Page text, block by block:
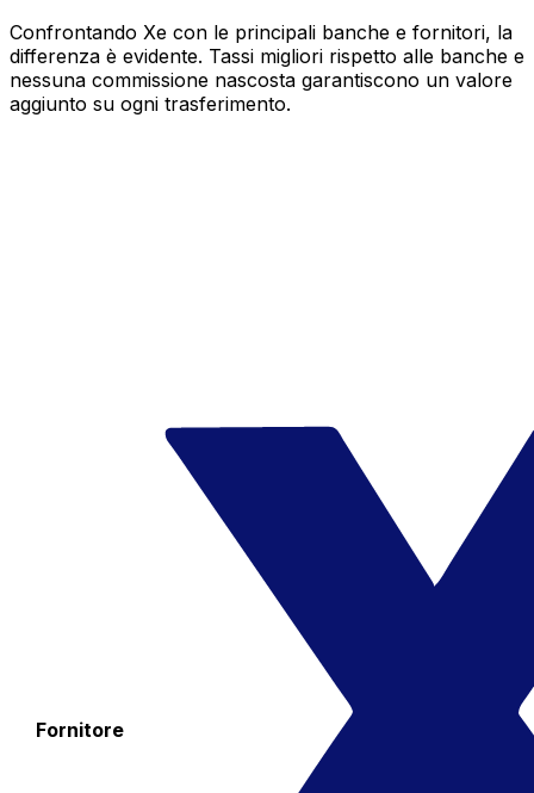
Confrontando Xe con le principali banche e fornitori, la
differenza è evidente. Tassi migliori rispetto alle banche e
nessuna commissione nascosta garantiscono un valore
aggiunto su ogni trasferimento.
Fornitore